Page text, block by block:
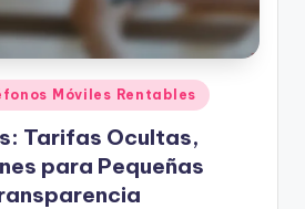
Móviles Rentables
Tarifas Ocultas,
para Pequeñas